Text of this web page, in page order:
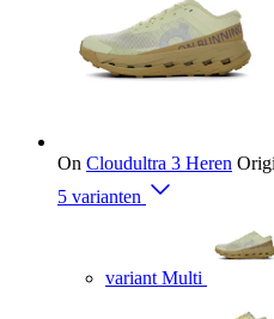
On Cloudultra 3 Heren
5 varianten
variant Multi